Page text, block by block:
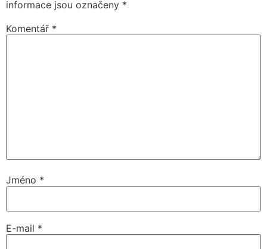
informace jsou označeny *
Komentář *
Jméno *
E-mail *